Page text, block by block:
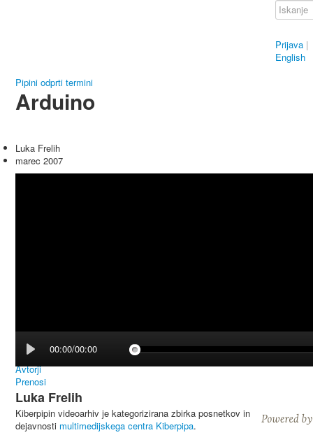
Prijava |
English
Pipini odprti termini
Arduino
Luka Frelih
marec 2007
00:00/00:00
Avtorji
Prenosi
Luka Frelih
Kiberpipin videoarhiv je kategorizirana zbirka posnetkov in
dejavnosti multimedijskega centra Kiberpipa.